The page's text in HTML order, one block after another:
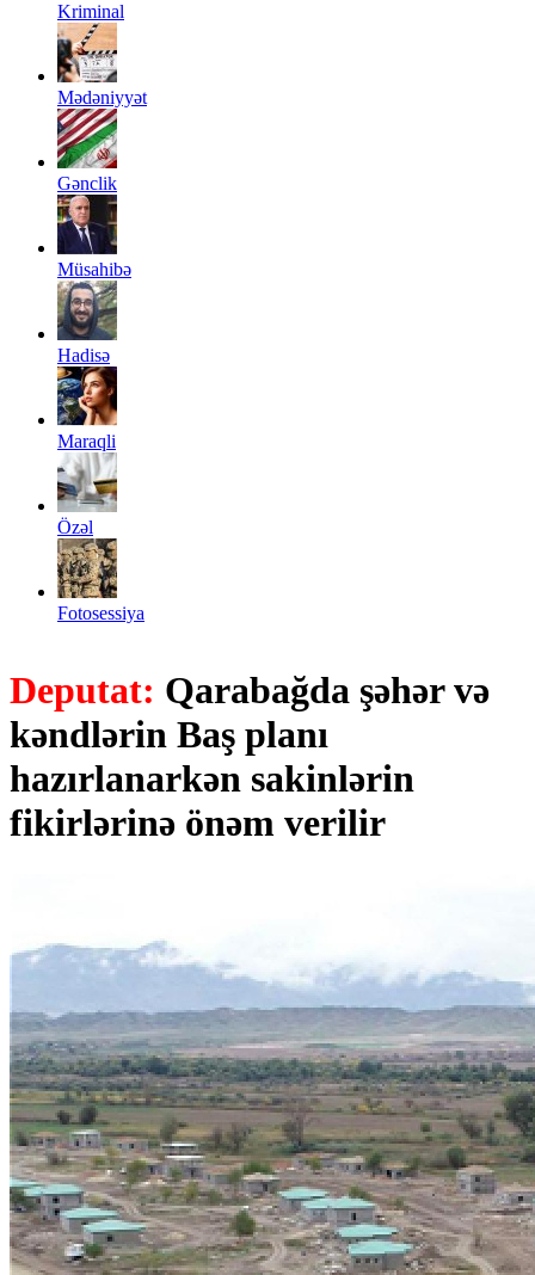
Kriminal
Mədəniyyət
Gənclik
Müsahibə
Hadisə
Maraqli
Özəl
Fotosessiya
Deputat: Qarabağda şəhər və
kəndlərin Baş planı
hazırlanarkən sakinlərin
fikirlərinə önəm verilir